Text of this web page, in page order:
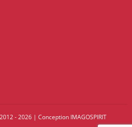
- 2026 | Conception IMAGOSPIRIT